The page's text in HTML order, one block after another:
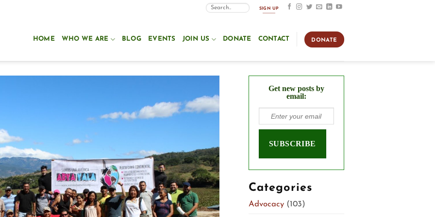
SIGN UP
HOME WHO WE ARE BLOG EVENTS JOIN US DONATE CONTACT DONATE
Get new posts by
email:
Categories
Advocacy(103)